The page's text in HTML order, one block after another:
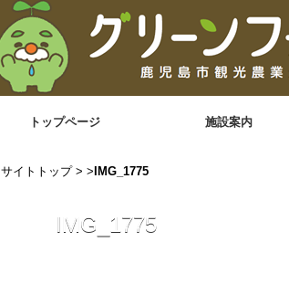
トップページ 施設案内
サイトトップ> > IMG_1775
IMG_1775